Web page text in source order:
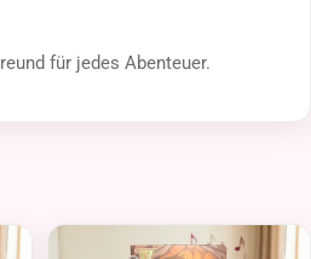
für jedes Abenteuer.